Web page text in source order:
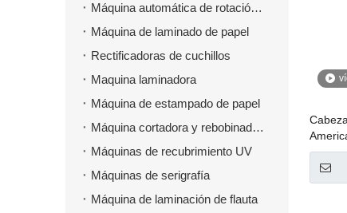
Máquina automática de rotación de papel
Máquina de laminado de papel
Rectificadoras de cuchillos
Maquina laminadora
Máquina de estampado de papel
Máquina cortadora y rebobinadora
Máquinas de recubrimiento UV
Máquinas de serigrafía
Máquina de laminación de flauta